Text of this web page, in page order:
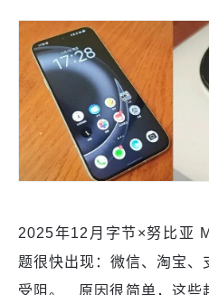
2025年12月字节×努比亚
题很快出现：微信、淘宝、
受阻。 原因很简单，这些